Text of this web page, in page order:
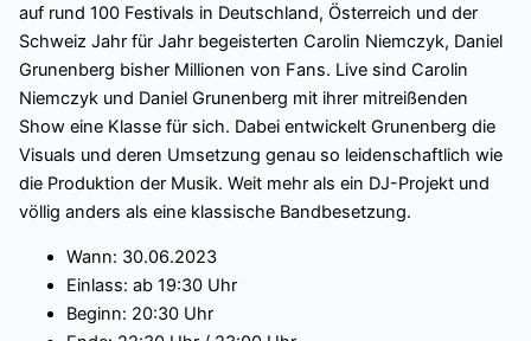
auf rund 100 Festivals in Deutschland, Österreich und der
Schweiz Jahr für Jahr begeisterten Carolin Niemczyk, Daniel
Grunenberg bisher Millionen von Fans. Live sind Carolin
Niemczyk und Daniel Grunenberg mit ihrer mitreißenden
Show eine Klasse für sich. Dabei entwickelt Grunenberg die
Visuals und deren Umsetzung genau so leidenschaftlich wie
die Produktion der Musik. Weit mehr als ein DJ-Projekt und
völlig anders als eine klassische Bandbesetzung.
Wann: 30.06.2023
Einlass: ab 19:30 Uhr
Beginn: 20:30 Uhr